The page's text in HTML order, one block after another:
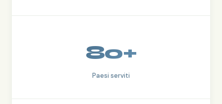
80+
Paesi serviti